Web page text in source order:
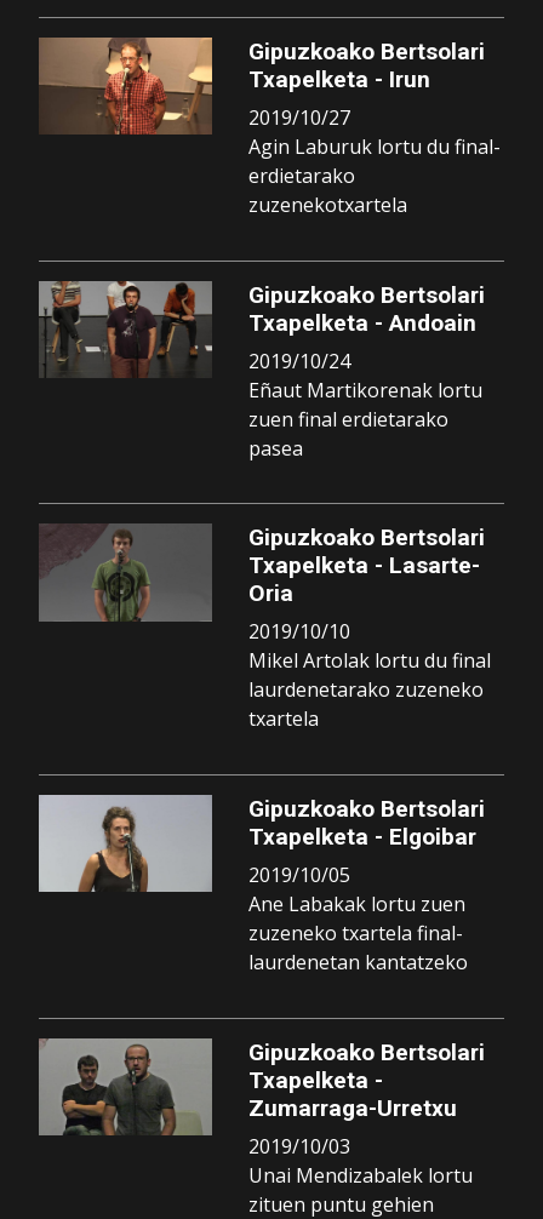
Gipuzkoako Bertsolari
Txapelketa - Irun
2019/10/27
Agin Laburuk lortu du final-
erdietarako
zuzenekotxartela
Gipuzkoako Bertsolari
Txapelketa - Andoain
2019/10/24
Eñaut Martikorenak lortu
zuen final erdietarako
pasea
Gipuzkoako Bertsolari
Txapelketa - Lasarte-
Oria
2019/10/10
Mikel Artolak lortu du final
laurdenetarako zuzeneko
txartela
Gipuzkoako Bertsolari
Txapelketa - Elgoibar
2019/10/05
Ane Labakak lortu zuen
zuzeneko txartela final-
laurdenetan kantatzeko
Gipuzkoako Bertsolari
Txapelketa -
Zumarraga-Urretxu
2019/10/03
Unai Mendizabalek lortu
zituen puntu gehien